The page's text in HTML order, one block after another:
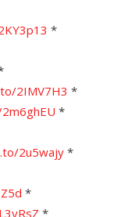
*
2IMV7H3 *
*
2u5wajy *
*
*